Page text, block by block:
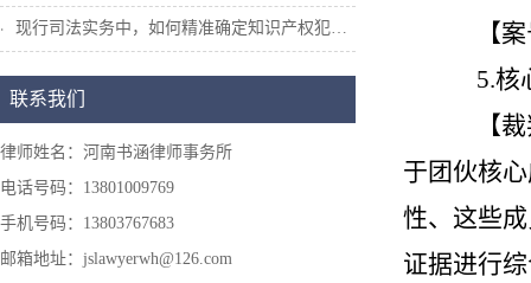
现行司法实务中，如何精准确定知识产权犯罪...
联系我们
律师姓名：河南书涵律师事务所
电话号码：13801009769
手机号码：13803767683
邮箱地址：jslawyerwh@126.com
【
5.核
【
于团伙核
性、这些
证据进行